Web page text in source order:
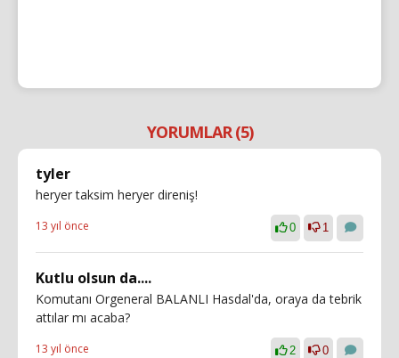
YORUMLAR (5)
tyler
heryer taksim heryer direniş!
13 yıl önce 0 1
Kutlu olsun da....
Komutanı Orgeneral BALANLI Hasdal'da, oraya da tebrik
attılar mı acaba?
13 yıl önce 2 0